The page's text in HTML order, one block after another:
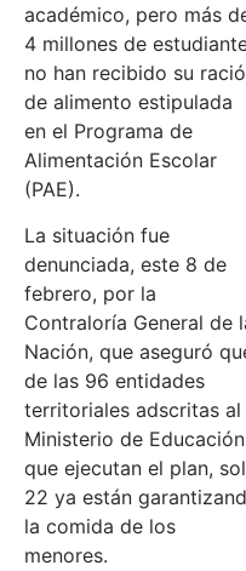
académico, pero más
4 millones de
no han recibido su
de alimento estipulada
en el Programa de
Alimentación Escolar
(PAE).
La situación fue
denunciada, este 8 de
febrero, por la
Contraloría General de
Nación, que aseguró
de las 96 entidades
territoriales adscritas al
Ministerio de
que ejecutan el plan,
22 ya están
la comida de los
menores.